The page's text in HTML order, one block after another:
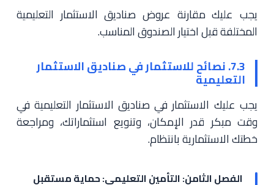
يجب عليك مقارنة عروض صناديق الاستثمار التعليمية
المختلفة قبل اختيار الصندوق المناسب.
7.3. نصائح للاستثمار في صناديق الاستثمار
التعليمية
يجب عليك الاستثمار في صناديق الاستثمار التعليمية في
وقت مبكر قدر الإمكان، وتنويع استثماراتك، ومراجعة
خطتك الاستثمارية بانتظام.
الفصل الثامن: التأمين التعليمي: حماية مستقبل